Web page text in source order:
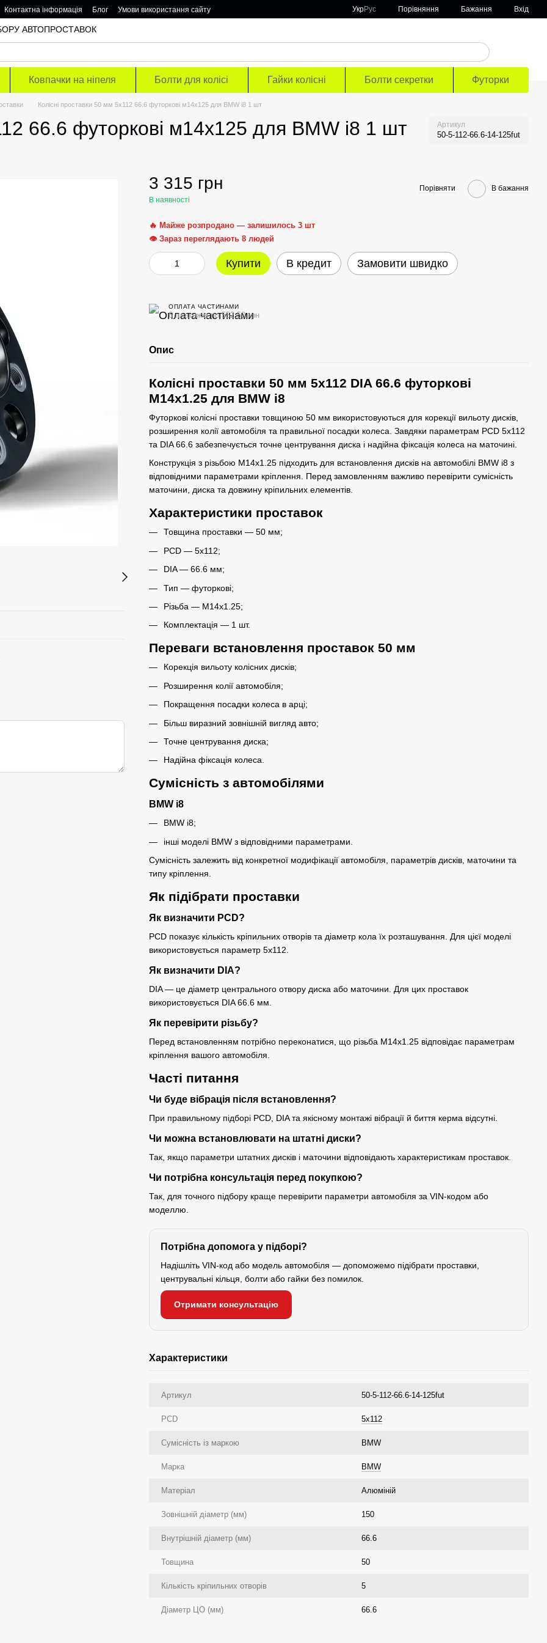
Контактна інформація Блог
Умови використання сайту
УкрРус Порівняння Бажання Вхід
АВТОПРОСТАВОК
Ковпачки на ніпеля Болти для колісі Гайки колісні Болти секретки Футорки
Колісні проставки 50 мм 5х112 66.6 футоркові м14х125 для BMW i8 1 шт
66.6 футоркові м14х125 для BMW i8 1 шт Артикул
50-5-112-66.6-14-125fut
3 315 грн
В наявності
Порівняти В бажання
🔥 Майже розпродано — залишилось 3 шт
👁 Зараз переглядають 8 людей
Купити В кредит Замовити швидко
ОПЛАТА ЧАСТИНАМИ
6 платежів по 552.50 грн
Опис
Колісні проставки 50 мм 5x112 DIA 66.6 футоркові
M14x1.25 для BMW i8
Футоркові колісні проставки товщиною 50 мм використовуються для корекції вильоту дисків,
розширення колії автомобіля та правильної посадки колеса. Завдяки параметрам PCD 5x112
та DIA 66.6 забезпечується точне центрування диска і надійна фіксація колеса на маточині.
Конструкція з різьбою M14x1.25 підходить для встановлення дисків на автомобілі BMW i8 з
відповідними параметрами кріплення. Перед замовленням важливо перевірити сумісність
маточини, диска та довжину кріпильних елементів.
Характеристики проставок
Товщина проставки — 50 мм;
PCD — 5x112;
DIA — 66.6 мм;
Тип — футоркові;
Різьба — M14x1.25;
Комплектація — 1 шт.
Переваги встановлення проставок 50 мм
Корекція вильоту колісних дисків;
Розширення колії автомобіля;
Покращення посадки колеса в арці;
Більш виразний зовнішній вигляд авто;
Точне центрування диска;
Надійна фіксація колеса.
Сумісність з автомобілями
BMW i8
BMW i8;
інші моделі BMW з відповідними параметрами.
Сумісність залежить від конкретної модифікації автомобіля, параметрів дисків, маточини та
типу кріплення.
Як підібрати проставки
Як визначити PCD?
PCD показує кількість кріпильних отворів та діаметр кола їх розташування. Для цієї моделі
використовується параметр 5x112.
Як визначити DIA?
DIA — це діаметр центрального отвору диска або маточини. Для цих проставок
використовується DIA 66.6 мм.
Як перевірити різьбу?
Перед встановленням потрібно переконатися, що різьба M14x1.25 відповідає параметрам
кріплення вашого автомобіля.
Часті питання
Чи буде вібрація після встановлення?
При правильному підборі PCD, DIA та якісному монтажі вібрації й биття керма відсутні.
Чи можна встановлювати на штатні диски?
Так, якщо параметри штатних дисків і маточини відповідають характеристикам проставок.
Чи потрібна консультація перед покупкою?
Так, для точного підбору краще перевірити параметри автомобіля за VIN-кодом або
моделлю.
Потрібна допомога у підборі?
Надішліть VIN-код або модель автомобіля — допоможемо підібрати проставки,
центрувальні кільця, болти або гайки без помилок.
Отримати консультацію
Характеристики
Артикул 50-5-112-66.6-14-125fut
PCD 5x112
Сумісність із маркою BMW
Марка BMW
Матеріал Алюміній
Зовнішній діаметр (мм) 150
Внутрішній діаметр (мм) 66.6
Товщина 50
Кількість кріпильних отворів 5
Діаметр ЦО (мм) 66.6